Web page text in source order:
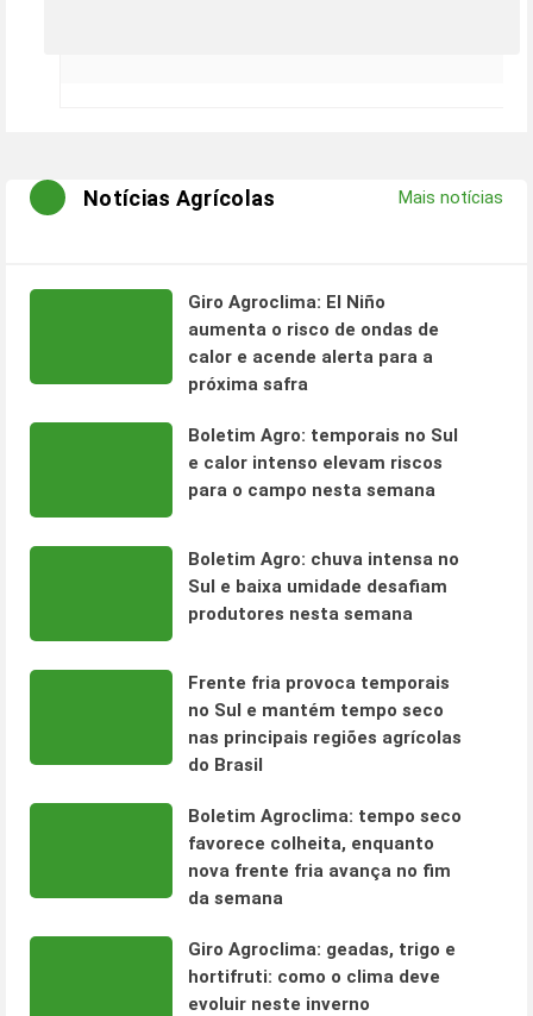
Notícias Agrícolas Mais notícias
Giro Agroclima: El Niño
aumenta o risco de ondas de
calor e acende alerta para a
próxima safra
Boletim Agro: temporais no Sul
e calor intenso elevam riscos
para o campo nesta semana
Boletim Agro: chuva intensa no
Sul e baixa umidade desafiam
produtores nesta semana
Frente fria provoca temporais
no Sul e mantém tempo seco
nas principais regiões agrícolas
do Brasil
Boletim Agroclima: tempo seco
favorece colheita, enquanto
nova frente fria avança no fim
da semana
Giro Agroclima: geadas, trigo e
hortifruti: como o clima deve
evoluir neste inverno